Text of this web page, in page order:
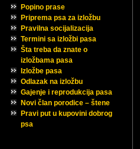
Popino prase
Priprema psa za izložbu
Pravilna socijalizacija
Termini sa izložbi pasa
Šta treba da znate o
izložbama pasa
Izložbe pasa
Odlazak na izložbu
Gajenje i reprodukcija pasa
Novi član porodice – štene
Pravi put u kupovini dobrog
psa